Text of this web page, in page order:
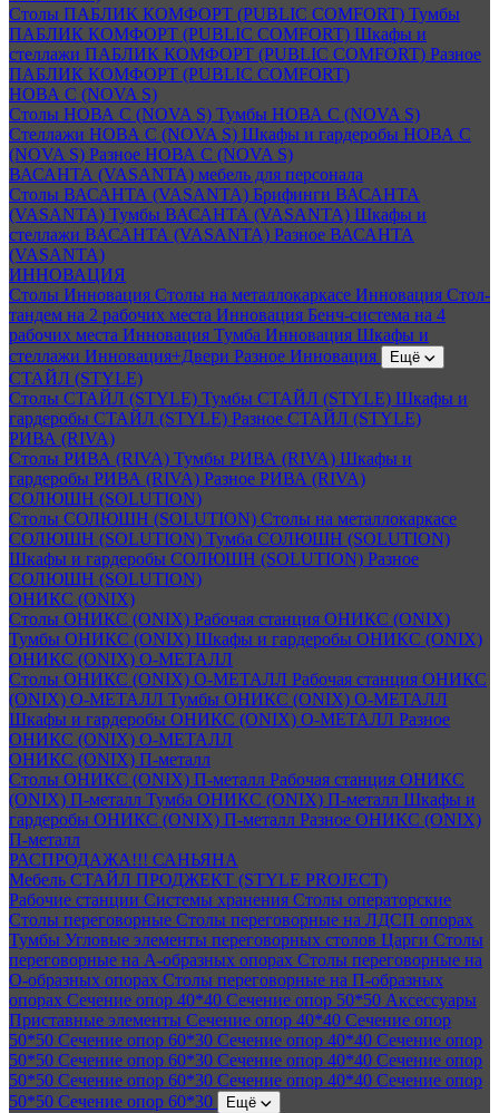
Столы ПАБЛИК КОМФОРТ (PUBLIC COMFORT) Тумбы
ПАБЛИК КОМФОРТ (PUBLIC COMFORT) Шкафы и
стеллажи ПАБЛИК КОМФОРТ (PUBLIC COMFORT) Разное
ПАБЛИК КОМФОРТ (PUBLIC COMFORT)
НОВА С (NOVA S)
Столы НОВА С (NOVA S) Тумбы НОВА С (NOVA S)
Стеллажи НОВА С (NOVA S) Шкафы и гардеробы НОВА С
(NOVA S) Разное НОВА С (NOVA S)
ВАСАНТА (VASANTA) мебель для персонала
Столы ВАСАНТА (VASANTA) Брифинги ВАСАНТА
(VASANTA) Тумбы ВАСАНТА (VASANTA) Шкафы и
стеллажи ВАСАНТА (VASANTA) Разное ВАСАНТА
(VASANTA)
ИННОВАЦИЯ
Столы Инновация Столы на металлокаркасе Инновация Стол-
тандем на 2 рабочих места Инновация Бенч-система на 4
рабочих места Инновация Тумба Инновация Шкафы и
стеллажи Инновация+Двери Разное Инновация Ещё
СТАЙЛ (STYLE)
Столы СТАЙЛ (STYLE) Тумбы СТАЙЛ (STYLE) Шкафы и
гардеробы СТАЙЛ (STYLE) Разное СТАЙЛ (STYLE)
РИВА (RIVA)
Столы РИВА (RIVA) Тумбы РИВА (RIVA) Шкафы и
гардеробы РИВА (RIVA) Разное РИВА (RIVA)
СОЛЮШН (SOLUTION)
Столы СОЛЮШН (SOLUTION) Столы на металлокаркасе
СОЛЮШН (SOLUTION) Тумба СОЛЮШН (SOLUTION)
Шкафы и гардеробы СОЛЮШН (SOLUTION) Разное
СОЛЮШН (SOLUTION)
ОНИКС (ONIX)
Столы ОНИКС (ONIX) Рабочая станция ОНИКС (ONIX)
Тумбы ОНИКС (ONIX) Шкафы и гардеробы ОНИКС (ONIX)
ОНИКС (ONIX) O-МЕТАЛЛ
Столы ОНИКС (ONIX) O-МЕТАЛЛ Рабочая станция ОНИКС
(ONIX) O-МЕТАЛЛ Тумбы ОНИКС (ONIX) O-МЕТАЛЛ
Шкафы и гардеробы ОНИКС (ONIX) O-МЕТАЛЛ Разное
ОНИКС (ONIX) O-МЕТАЛЛ
ОНИКС (ONIX) П-металл
Столы ОНИКС (ONIX) П-металл Рабочая станция ОНИКС
(ONIX) П-металл Тумба ОНИКС (ONIX) П-металл Шкафы и
гардеробы ОНИКС (ONIX) П-металл Разное ОНИКС (ONIX)
П-металл
РАСПРОДАЖА!!! САНЬЯНА
Мебель СТАЙЛ ПРОДЖЕКТ (STYLE PROJECT)
Рабочие станции Системы хранения Столы операторские
Столы переговорные Столы переговорные на ЛДСП опорах
Тумбы Угловые элементы переговорных столов Царги Столы
переговорные на А-образных опорах Столы переговорные на
О-образных опорах Столы переговорные на П-образных
опорах Сечение опор 40*40 Сечение опор 50*50 Аксессуары
Приставные элементы Сечение опор 40*40 Сечение опор
50*50 Сечение опор 60*30 Сечение опор 40*40 Сечение опор
50*50 Сечение опор 60*30 Сечение опор 40*40 Сечение опор
50*50 Сечение опор 60*30 Сечение опор 40*40 Сечение опор
50*50 Сечение опор 60*30 Ещё